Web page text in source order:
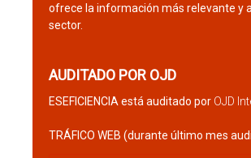
ofrece la información más relevante y
sector.
AUDITADO POR OJD
ESEFICIENCIA está auditado por OJD
TRÁFICO WEB (durante último mes